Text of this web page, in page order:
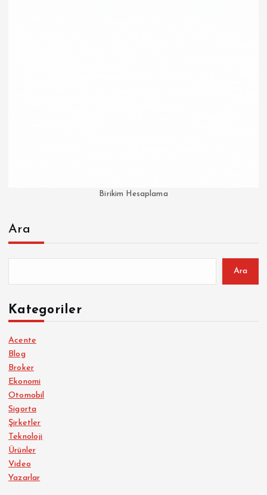
Birikim Hesaplama
Ara
Ara
Kategoriler
Acente
Blog
Broker
Ekonomi
Otomobil
Sigorta
Şirketler
Teknoloji
Ürünler
Video
Yazarlar